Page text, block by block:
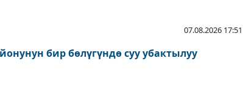
07.08.2026 17:51
бир бөлүгүндө суу убактылуу